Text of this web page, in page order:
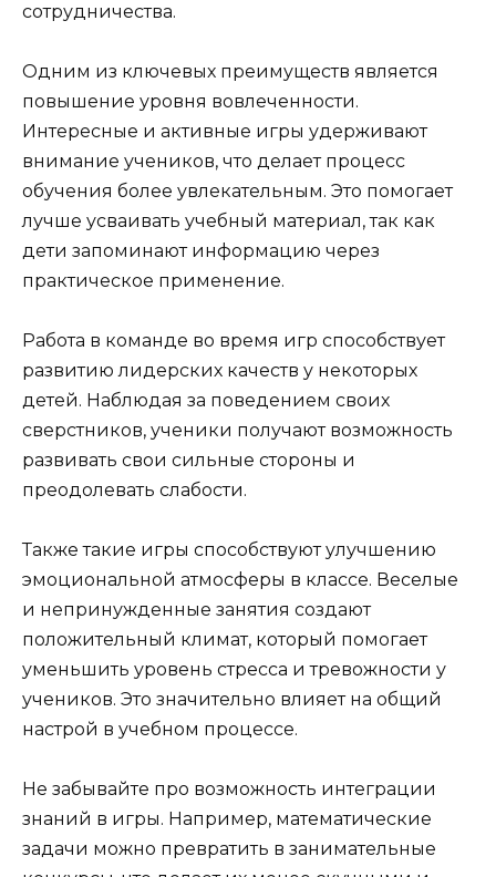
сотрудничества.
Одним из ключевых преимуществ является
повышение уровня вовлеченности.
Интересные и активные игры удерживают
внимание учеников, что делает процесс
обучения более увлекательным. Это помогает
лучше усваивать учебный материал, так как
дети запоминают информацию через
практическое применение.
Работа в команде во время игр способствует
развитию лидерских качеств у некоторых
детей. Наблюдая за поведением своих
сверстников, ученики получают возможность
развивать свои сильные стороны и
преодолевать слабости.
Также такие игры способствуют улучшению
эмоциональной атмосферы в классе. Веселые
и непринужденные занятия создают
положительный климат, который помогает
уменьшить уровень стресса и тревожности у
учеников. Это значительно влияет на общий
настрой в учебном процессе.
Не забывайте про возможность интеграции
знаний в игры. Например, математические
задачи можно превратить в занимательные